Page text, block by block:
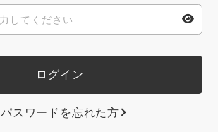
パスワードを忘れた方